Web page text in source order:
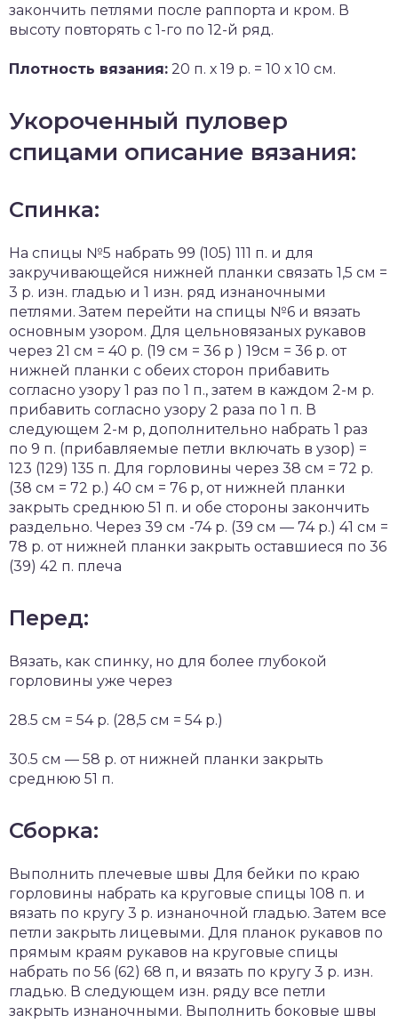
закончить петлями после раппорта и кром. В
высоту повторять с 1-го по 12-й ряд.
Плотность вязания: 20 п. х 19 р. = 10 х 10 см.
Укороченный пуловер
спицами описание вязания:
Спинка:
На спицы №5 набрать 99 (105) 111 п. и для
закручивающейся нижней планки связать 1,5 см =
3 р. изн. гладью и 1 изн. ряд изнаночными
петлями. Затем перейти на спицы №6 и вязать
основным узором. Для цельновязаных рукавов
через 21 см = 40 р. (19 см = 36 р ) 19см = 36 р. от
нижней планки с обеих сторон прибавить
согласно узору 1 раз по 1 п., затем в каждом 2-м р.
прибавить согласно узору 2 раза по 1 п. В
следующем 2-м р, дополнительно набрать 1 раз
по 9 п. (прибавляемые петли включать в узор) =
123 (129) 135 п. Для горловины через 38 см = 72 р.
(38 см = 72 р.) 40 см = 76 р, от нижней планки
закрыть среднюю 51 п. и обе стороны закончить
раздельно. Через 39 см -74 р. (39 см — 74 р.) 41 см =
78 р. от нижней планки закрыть оставшиеся по 36
(39) 42 п. плеча
Перед:
Вязать, как спинку, но для более глубокой
горловины уже через
28.5 см = 54 р. (28,5 см = 54 р.)
30.5 см — 58 р. от нижней планки закрыть
среднюю 51 п.
Сборка:
Выполнить плечевые швы Для бейки по краю
горловины набрать ка круговые спицы 108 п. и
вязать по кругу 3 р. изнаночной гладью. Затем все
петли закрыть лицевыми. Для планок рукавов по
прямым краям рукавов на круговые спицы
набрать по 56 (62) 68 п, и вязать по кругу 3 р. изн.
гладью. В следующем изн. ряду все петли
закрыть изнаночными. Выполнить боковые швы